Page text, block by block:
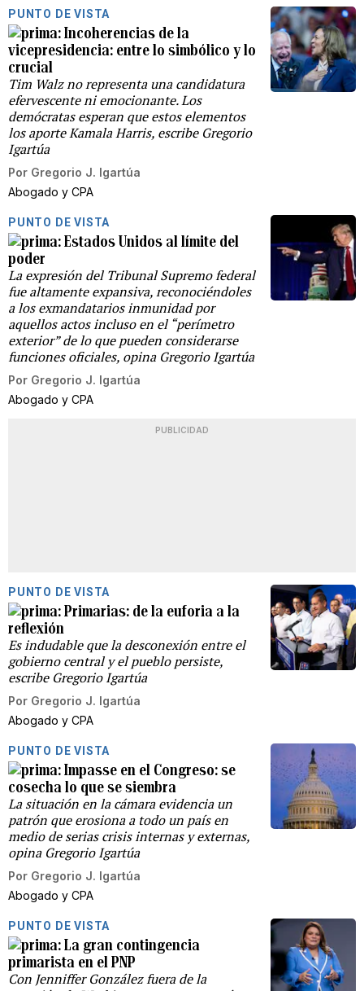
PUNTO DE VISTA
Incoherencias de la
vicepresidencia: entre lo simbólico y lo
crucial
Tim Walz no representa una candidatura
efervescente ni emocionante. Los
demócratas esperan que estos elementos
los aporte Kamala Harris, escribe Gregorio
Igartúa
Por Gregorio J. Igartúa
Abogado y CPA
PUNTO DE VISTA
Estados Unidos al límite del
poder
La expresión del Tribunal Supremo federal
fue altamente expansiva, reconociéndoles
a los exmandatarios inmunidad por
aquellos actos incluso en el “perímetro
exterior” de lo que pueden considerarse
funciones oficiales, opina Gregorio Igartúa
Por Gregorio J. Igartúa
Abogado y CPA
PUBLICIDAD
PUNTO DE VISTA
Primarias: de la euforia a la
reflexión
Es indudable que la desconexión entre el
gobierno central y el pueblo persiste,
escribe Gregorio Igartúa
Por Gregorio J. Igartúa
Abogado y CPA
PUNTO DE VISTA
Impasse en el Congreso: se
cosecha lo que se siembra
La situación en la cámara evidencia un
patrón que erosiona a todo un país en
medio de serias crisis internas y externas,
opina Gregorio Igartúa
Por Gregorio J. Igartúa
Abogado y CPA
PUNTO DE VISTA
La gran contingencia
primarista en el PNP
Con Jenniffer González fuera de la